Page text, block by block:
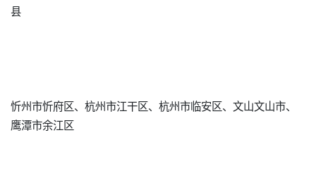
县
忻州市忻府区、杭州市江干区、杭州市临安区、文山文山市、
鹰潭市余江区